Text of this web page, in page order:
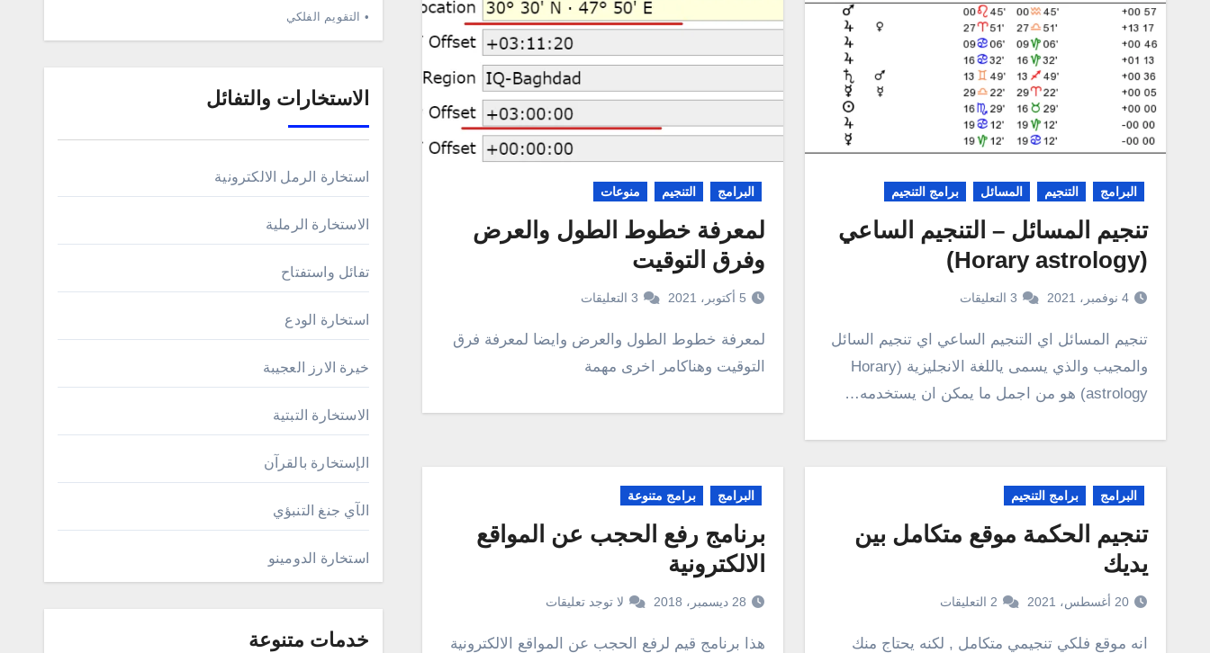
البرامج التنجيم المسائل برامج التنجيم
تنجيم المسائل – التنجيم الساعي
(Horary astrology)
4 نوفمبر، 2021 3 التعليقات
تنجيم المسائل اي التنجيم الساعي اي تنجيم السائل
والمجيب والذي يسمى ياللغة الانجليزية (Horary
astrology) هو من اجمل ما يمكن ان يستخدمه…
البرامج التنجيم منوعات
لمعرفة خطوط الطول والعرض
وفرق التوقيت
5 أكتوبر، 2021 3 التعليقات
لمعرفة خطوط الطول والعرض وايضا لمعرفة فرق
التوقيت وهناكامر اخرى مهمة
البرامج برامج التنجيم
تنجيم الحكمة موقع متكامل بين
يديك
20 أغسطس، 2021 2 التعليقات
انه موقع فلكي تنجيمي متكامل , لكنه يحتاج منك
البرامج برامج متنوعة
برنامج رفع الحجب عن المواقع
الالكترونية
28 ديسمبر، 2018 لا توجد تعليقات
هذا برنامج قيم لرفع الحجب عن المواقع الالكترونية
• التقويم الفلكي
الاستخارات والتفائل
استخارة الرمل الالكترونية
الاستخارة الرملية
تفائل واستفتاح
استخارة الودع
خيرة الارز العجيبة
الاستخارة التبتية
الإستخارة بالقرآن
الآي جنغ التنبؤي
استخارة الدومينو
خدمات متنوعة